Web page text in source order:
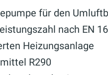
für den
nach EN
Heizungsanlage
R290